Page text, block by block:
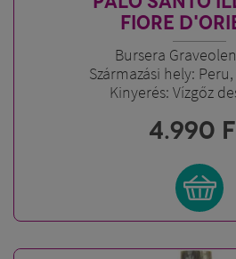
FIORE
Bursera
Származási hely:
Kinyerés: Vízgőz
4.990